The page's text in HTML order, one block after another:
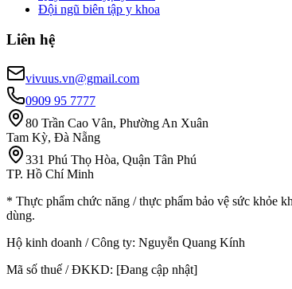
Đội ngũ biên tập y khoa
Liên hệ
vivuus.vn@gmail.com
0909 95 7777
80 Trần Cao Vân, Phường An Xuân
Tam Kỳ, Đà Nẵng
331 Phú Thọ Hòa, Quận Tân Phú
TP. Hồ Chí Minh
* Thực phẩm chức năng / thực phẩm bảo vệ sức khỏe
dùng.
Hộ kinh doanh / Công ty: Nguyễn Quang Kính
Mã số thuế / ĐKKD: [Đang cập nhật]